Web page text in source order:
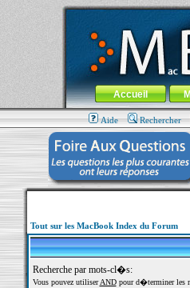
MacBook-fr.com : 100% Apple...
Aller au contenu-Aller au
Menu général
Accueil
Aide Rechercher
Tout sur les MacBook Index du Forum
Recherche par mots-cl�s:
Vous pouvez utiliserANDpour d�terminer les